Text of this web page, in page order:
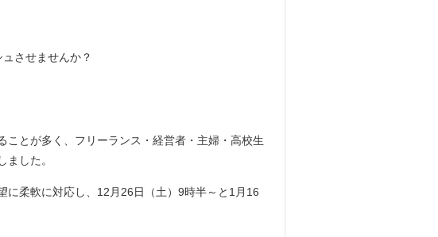
させませんか？
とが多く、フリーランス・経営者・主婦・高校生
した。
に柔軟に対応し、12月26日（土）9時半～と1月16